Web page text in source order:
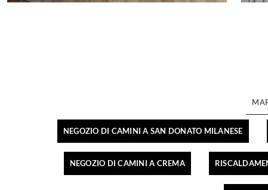
NEGOZIO DI CAMINI A SAN DONATO MILANESE
NEGOZIO DI CAMINI A CREMA